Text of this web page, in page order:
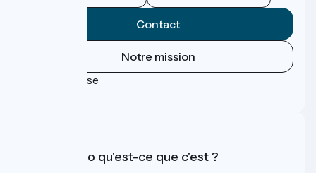
Contact
Notre mission
Espace Presse
Accueil Vélo qu'est-ce que c'est ?